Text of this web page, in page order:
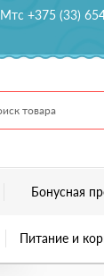
Мтс +375 (33)
Бонусная
Питание и